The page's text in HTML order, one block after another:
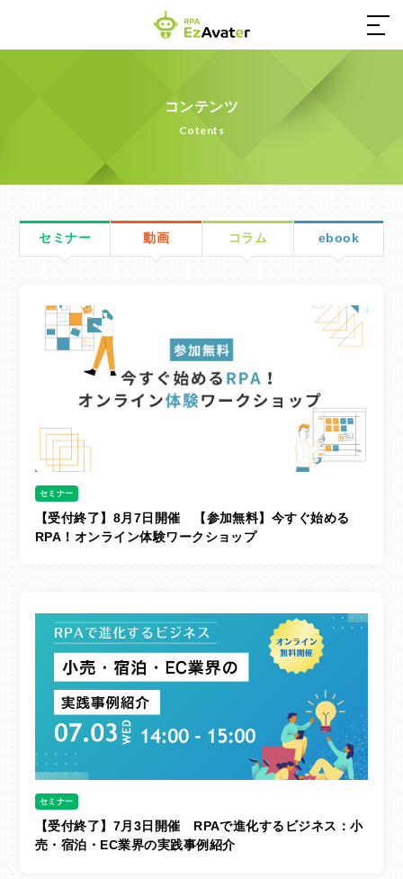
03-4550-0555
EzAvaterとは
コンテンツ
よくあるご質問
パートナー
セミナー申し込み
資料請求
無料トライアル
会社概要
プライバシーポリシー
サイトポリシー
コンテンツ
Cotents
セミナー 動画 コラム ebook
セミナー
【受付終了】8月7日開催 【参加無料】今すぐ始める
RPA！オンライン体験ワークショップ
セミナー
【受付終了】7月3日開催 RPAで進化するビジネス：小
売・宿泊・EC業界の実践事例紹介